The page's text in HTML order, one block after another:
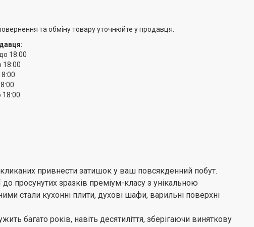
та обміну товару уточнюйте у продавця.
18:00
18:00
18:00
привнести затишок у ваш повсякденний побут.
просунутих зразків преміум-класу з унікальною
стали кухонні плити, духові шафи, варильні поверхні
багато років, навіть десятиліття, зберігаючи виняткову